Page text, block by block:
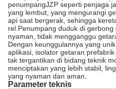
penumpangJZP seperti penjaga
yang lembut, yang mengurangi
api saat bergerak, sehingga
rel.Penumpang duduk di
nyaman, tidak mengganggu
Dengan keunggulannya yang
aplikasi, isolator getaran
tak tergantikan di bidang teknik
menciptakan yang lebih stabil,
yang nyaman dan aman.
Parameter teknis